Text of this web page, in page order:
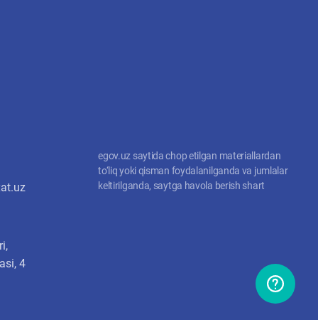
4
egov.uz saytida chop etilgan materiallardan
to‘liq yoki qisman foydalanilganda va jumlalar
keltirilganda, saytga havola berish shart